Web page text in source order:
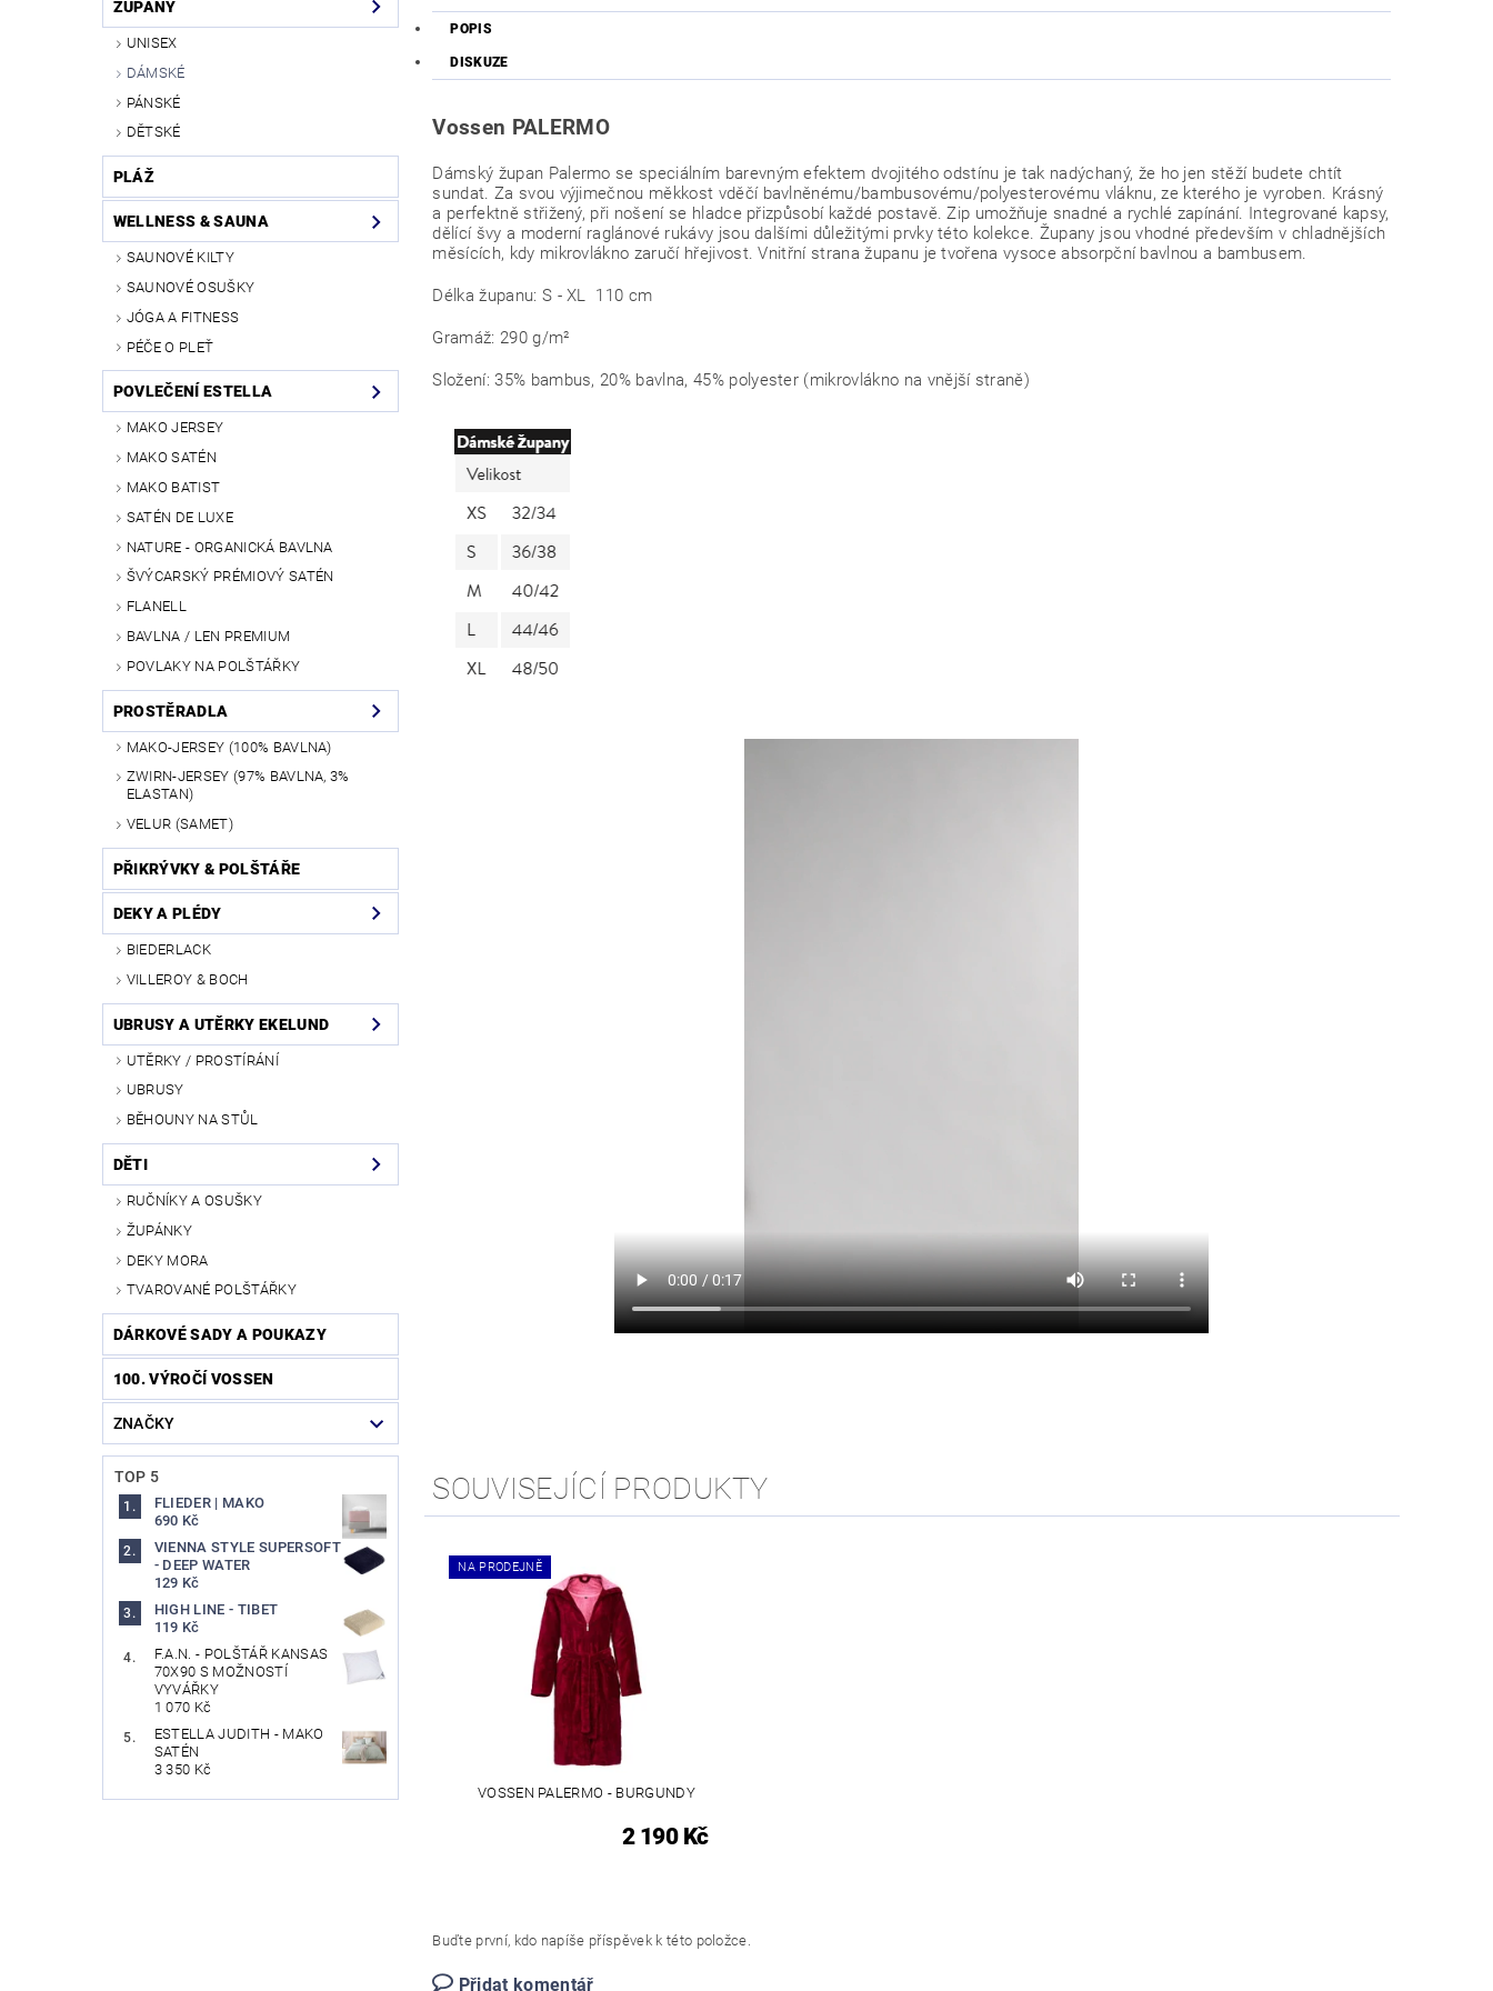
ŽUPANY
UNISEX
DÁMSKÉ
PÁNSKÉ
DĚTSKÉ
PLÁŽ
WELLNESS & SAUNA
SAUNOVÉ KILTY
SAUNOVÉ OSUŠKY
JÓGA A FITNESS
PÉČE O PLEŤ
POVLEČENÍ ESTELLA
MAKO JERSEY
MAKO SATÉN
MAKO BATIST
SATÉN DE LUXE
NATURE - ORGANICKÁ BAVLNA
ŠVÝCARSKÝ PRÉMIOVÝ SATÉN
FLANELL
BAVLNA / LEN PREMIUM
POVLAKY NA POLŠTÁŘKY
PROSTĚRADLA
MAKO-JERSEY (100% BAVLNA)
ZWIRN-JERSEY (97% BAVLNA, 3%
ELASTAN)
VELUR (SAMET)
PŘIKRÝVKY & POLŠTÁŘE
DEKY A PLÉDY
BIEDERLACK
VILLEROY & BOCH
UBRUSY A UTĚRKY EKELUND
UTĚRKY / PROSTÍRÁNÍ
UBRUSY
BĚHOUNY NA STŮL
DĚTI
RUČNÍKY A OSUŠKY
ŽUPÁNKY
DEKY MORA
TVAROVANÉ POLŠTÁŘKY
DÁRKOVÉ SADY A POUKAZY
100. VÝROČÍ VOSSEN
ZNAČKY
TOP 5
FLIEDER | MAKO
690 Kč
VIENNA STYLE SUPERSOFT
- DEEP WATER
129 Kč
HIGH LINE - TIBET
119 Kč
F.A.N. - POLŠTÁŘ KANSAS
70X90 S MOŽNOSTÍ
VYVÁŘKY
1 070 Kč
ESTELLA JUDITH - MAKO
SATÉN
3 350 Kč
POPIS
DISKUZE
Vossen PALERMO
Dámský župan Palermo se speciálním barevným efektem dvojitého odstínu je tak nadýchaný, že ho jen stěží budete chtít
sundat. Za svou výjimečnou měkkost vděčí bavlněnému/bambusovému/polyesterovému vláknu, ze kterého je vyroben. Krásný
a perfektně střižený, při nošení se hladce přizpůsobí každé postavě. Zip umožňuje snadné a rychlé zapínání. Integrované kapsy,
dělící švy a moderní raglánové rukávy jsou dalšími důležitými prvky této kolekce. Župany jsou vhodné především v chladnějších
měsících, kdy mikrovlákno zaručí hřejivost. Vnitřní strana županu je tvořena vysoce absorpční bavlnou a bambusem.
Délka županu: S - XL 110 cm
Gramáž: 290 g/m²
Složení: 35% bambus, 20% bavlna, 45% polyester (mikrovlákno na vnější straně)
SOUVISEJÍCÍ PRODUKTY
NA PRODEJNĚ
VOSSEN PALERMO - BURGUNDY
2 190 Kč
Buďte první, kdo napíše příspěvek k této položce.
Přidat komentář